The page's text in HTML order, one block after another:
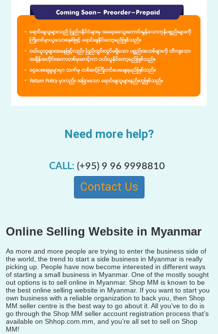
Need more help?
CALL: (+95) 9 96 9998810
Contact Us
Online Selling Website in Myanmar
As more and more people are trying to enter the business side of
the world, the trend to start a side business in Myanmar is really
picking up. People have now become interested in different ways
of starting a small business in Myanmar. One of the mostly sought
out options is to sell online in Myanmar. Shop MM is known to be
the best online selling website in Myanmar. If you want to start you
own business with a reliable organization to back you, then Shop
MM seller centre is the best way to go about it. All you’ve to do is
go through the Shop MM seller account registration process that’s
available on Shhop.com.mm, and you’re all set to sell on Shop
MM!